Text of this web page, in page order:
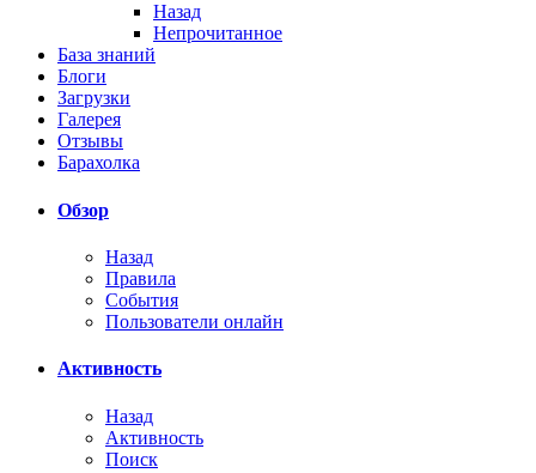
Назад
Непрочитанное
База знаний
Блоги
Загрузки
Галерея
Отзывы
Барахолка
Обзор
Назад
Правила
События
Пользователи онлайн
Активность
Назад
Активность
Поиск